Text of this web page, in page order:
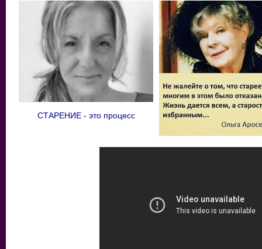
СТАРЕНИЕ - это процесс